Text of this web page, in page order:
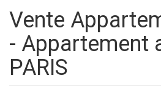
Vente Appartement PARIS
- Appartement
PARIS